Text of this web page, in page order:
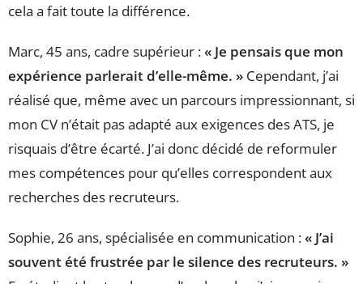
cela a fait toute la différence.
Marc, 45 ans, cadre supérieur :« Je pensais que mon
expérience parlerait d’elle-même. » Cependant, j’ai
réalisé que, même avec un parcours impressionnant, si
mon CV n’était pas adapté aux exigences des ATS, je
risquais d’être écarté. J’ai donc décidé de reformuler
mes compétences pour qu’elles correspondent aux
recherches des recruteurs.
Sophie, 26 ans, spécialisée en communication :« J’ai
souvent été frustrée par le silence des recruteurs. »